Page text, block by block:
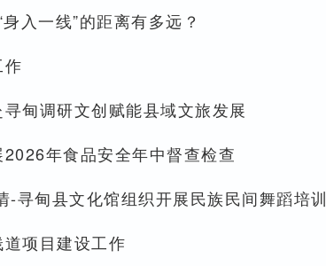
入一线”的距离有多远？
甸调研文创赋能县域文旅发展
年食品安全年中督查检查
寻甸县文化馆组织开展民族民间舞蹈培训
项目建设工作